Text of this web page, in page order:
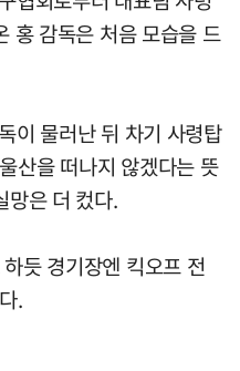
홍 감독은 처음 모습을 드
이 물러난 뒤 차기 사령탑
산을 떠나지 않겠다는 뜻
망은 더 컸다.
듯 경기장엔 킥오프 전
.